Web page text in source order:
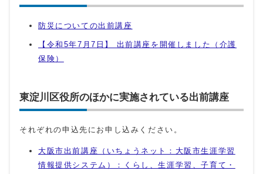
防災についての出前講座
【令和5年7月7日】 出前講座を開催しました（介護
保険）
東淀川区役所のほかに実施されている出前講座
それぞれの申込先にお申し込みください。
大阪市出前講座（いちょうネット：大阪市生涯学習
情報提供システム）：くらし、生涯学習、子育て・